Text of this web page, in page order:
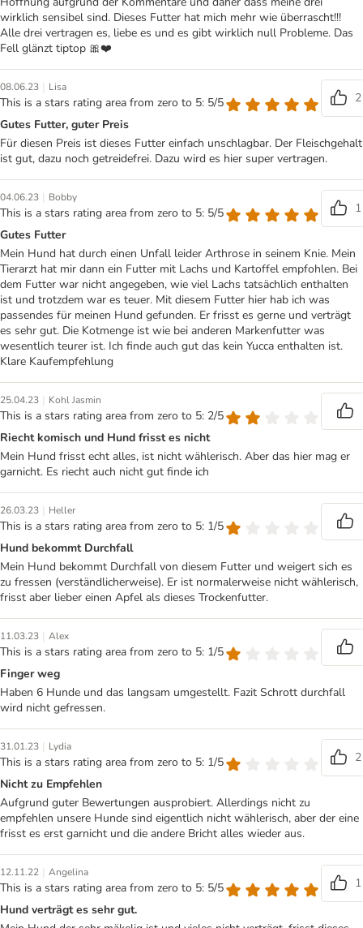
wirklich sensibel sind. Dieses Futter hat mich mehr wie überrascht!!!
Alle drei vertragen es, liebe es und es gibt wirklich null Probleme. Das
Fell glänzt tiptop 🎀❤️
08.06.23 | Lisa
This is a stars rating area from zero to 5: 5/5
2
Gutes Futter, guter Preis
Für diesen Preis ist dieses Futter einfach unschlagbar. Der Fleischgehalt
ist gut, dazu noch getreidefrei. Dazu wird es hier super vertragen.
04.06.23 | Bobby
This is a stars rating area from zero to 5: 5/5
1
Gutes Futter
Mein Hund hat durch einen Unfall leider Arthrose in seinem Knie. Mein
Tierarzt hat mir dann ein Futter mit Lachs und Kartoffel empfohlen. Bei
dem Futter war nicht angegeben, wie viel Lachs tatsächlich enthalten
ist und trotzdem war es teuer. Mit diesem Futter hier hab ich was
passendes für meinen Hund gefunden. Er frisst es gerne und verträgt
es sehr gut. Die Kotmenge ist wie bei anderen Markenfutter was
wesentlich teurer ist. Ich finde auch gut das kein Yucca enthalten ist.
Klare Kaufempfehlung
25.04.23 | Kohl Jasmin
This is a stars rating area from zero to 5: 2/5
Riecht komisch und Hund frisst es nicht
Mein Hund frisst echt alles, ist nicht wählerisch. Aber das hier mag er
garnicht. Es riecht auch nicht gut finde ich
26.03.23 | Heller
This is a stars rating area from zero to 5: 1/5
Hund bekommt Durchfall
Mein Hund bekommt Durchfall von diesem Futter und weigert sich es
zu fressen (verständlicherweise). Er ist normalerweise nicht wählerisch,
frisst aber lieber einen Apfel als dieses Trockenfutter.
11.03.23 | Alex
This is a stars rating area from zero to 5: 1/5
Finger weg
Haben 6 Hunde und das langsam umgestellt. Fazit Schrott durchfall
wird nicht gefressen.
31.01.23 | Lydia
This is a stars rating area from zero to 5: 1/5
2
Nicht zu Empfehlen
Aufgrund guter Bewertungen ausprobiert. Allerdings nicht zu
empfehlen unsere Hunde sind eigentlich nicht wählerisch, aber der eine
frisst es erst garnicht und die andere Bricht alles wieder aus.
12.11.22 | Angelina
This is a stars rating area from zero to 5: 5/5
1
Hund verträgt es sehr gut.